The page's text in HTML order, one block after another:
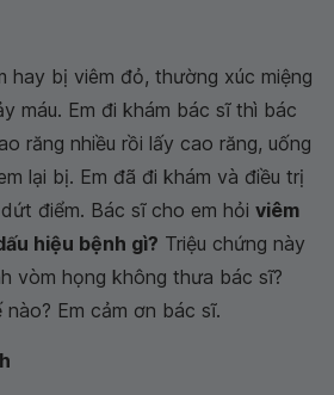
hay bị viêm đỏ, thường xúc miệng
máu. Em đi khám bác sĩ thì bác
răng nhiều rồi lấy cao răng, uống
lại bị. Em đã đi khám và điều trị
điểm. Bác sĩ cho em hỏi viêm
hiệu bệnh gì? Triệu chứng này
vòm họng không thưa bác sĩ?
Em cảm ơn bác sĩ.